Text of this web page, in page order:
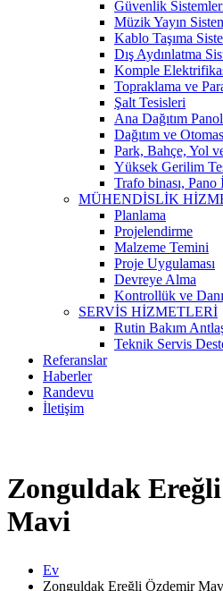
Güvenlik
Müzik Yayın
Kablo Taşıma
Dış Aydınlatma
Komple
Topraklama ve
Şalt Tesisleri
Ana Dağıtım
Dağıtım ve
Park, Bahçe, Yol
Yüksek Gerilim
Trafo binası, Pano
MÜHENDİSLİK
Planlama
Projelendirme
Malzeme Temini
Proje Uygulaması
Devreye Alma
Kontrollük ve
SERVİS HİZMETLERİ
Rutin Bakım
Teknik Servis
Referanslar
Haberler
Randevu
İletişim
Zonguldak
Mavi
Ev
Zonguldak Ereğli Özdemir